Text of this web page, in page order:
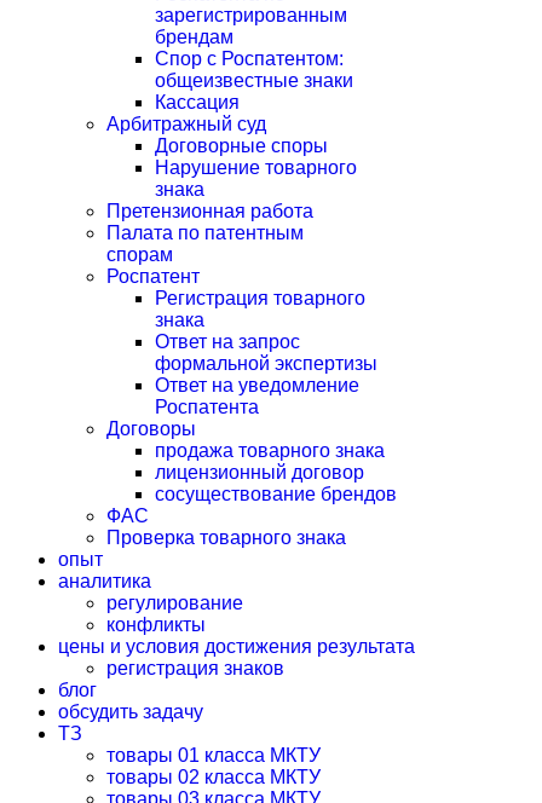
зарегистрированным
брендам
Спор с Роспатентом:
общеизвестные знаки
Кассация
Арбитражный суд
Договорные споры
Нарушение товарного
знака
Претензионная работа
Палата по патентным
спорам
Роспатент
Регистрация товарного
знака
Ответ на запрос
формальной экспертизы
Ответ на уведомление
Роспатента
Договоры
продажа товарного знака
лицензионный договор
сосуществование брендов
ФАС
Проверка товарного знака
опыт
аналитика
регулирование
конфликты
цены и условия достижения результата
регистрация знаков
блог
обсудить задачу
ТЗ
товары 01 класса МКТУ
товары 02 класса МКТУ
товары 03 класса МКТУ